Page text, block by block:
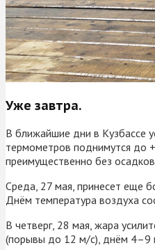
Уже завтра.
В ближайшие дни в Кузбассе
термометров поднимутся до
преимущественно без
Среда, 27 мая, принесет еще
Днём температура воздуха
В четверг, 28 мая, жара
(порывы до 12 м/с), днём 4–9